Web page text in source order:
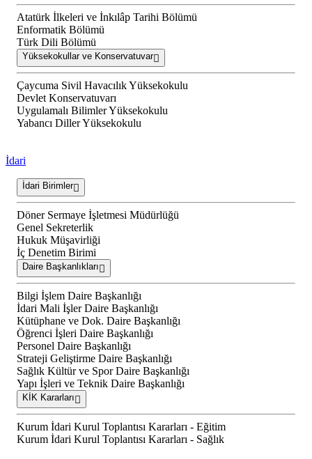
Atatürk İlkeleri ve İnkılâp Tarihi Bölümü
Enformatik Bölümü
Türk Dili Bölümü
Yüksekokullar ve Konservatuvar
Çaycuma Sivil Havacılık Yüksekokulu
Devlet Konservatuvarı
Uygulamalı Bilimler Yüksekokulu
Yabancı Diller Yüksekokulu
İdari
İdari Birimler
Döner Sermaye İşletmesi Müdürlüğü
Genel Sekreterlik
Hukuk Müşavirliği
İç Denetim Birimi
Daire Başkanlıkları
Bilgi İşlem Daire Başkanlığı
İdari Mali İşler Daire Başkanlığı
Kütüphane ve Dok. Daire Başkanlığı
Öğrenci İşleri Daire Başkanlığı
Personel Daire Başkanlığı
Strateji Geliştirme Daire Başkanlığı
Sağlık Kültür ve Spor Daire Başkanlığı
Yapı İşleri ve Teknik Daire Başkanlığı
KİK Kararları
Kurum İdari Kurul Toplantısı Kararları - Eğitim
Kurum İdari Kurul Toplantısı Kararları - Sağlık